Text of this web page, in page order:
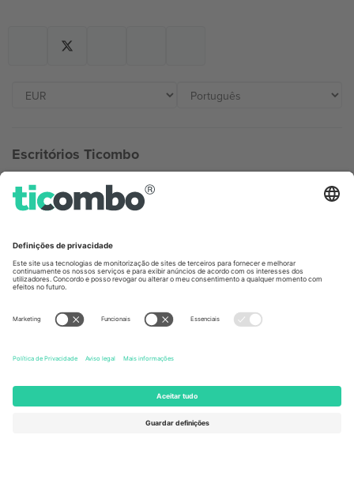
Escritórios Ticombo
Germany
Unter den Linden 24, 10117
United States
Newark, Delaware 19713, United
Switzerland
Engelberg, Switzerland
Bulgaria
Regus Sofia City West, bul
Totleben 53-55, 1606 Sofia,
UAE Dubai Silicon Oasis, DDP
Building A1, Office 302, Dubai,
United Arab Emirates